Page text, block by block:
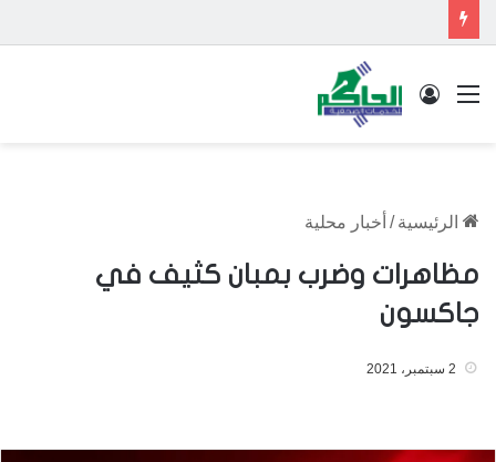
القائمة تسجيل الدخول
الرئيسية / أخبار محلية
مظاهرات وضرب بمبان كثيف في
جاكسون
2 سبتمبر، 2021